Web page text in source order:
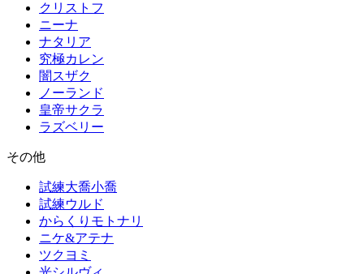
クリストフ
ニーナ
ナタリア
究極カレン
闇スザク
ノーランド
皇帝サクラ
ラズベリー
その他
試練大喬小喬
試練ウルド
からくりモトナリ
ニケ&アテナ
ツクヨミ